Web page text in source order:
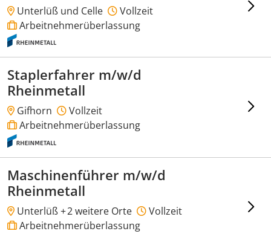
Unterlüß und Celle
Vollzeit
Arbeitnehmerüberlassung
Staplerfahrer m/w/d
Rheinmetall
Gifhorn
Vollzeit
Arbeitnehmerüberlassung
Maschinenführer m/w/d
Rheinmetall
Unterlüß +2 weitere Orte
Vollzeit
Arbeitnehmerüberlassung